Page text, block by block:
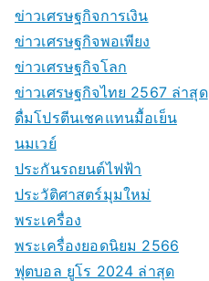
ข่าวเศรษฐกิจการเงิน
ข่าวเศรษฐกิจพอเพียง
ข่าวเศรษฐกิจโลก
ข่าวเศรษฐกิจไทย 2567 ล่าสุด
ดื่มโปรตีนเชคแทนมื้อเย็น
นมเวย์
ประกันรถยนต์ไฟฟ้า
ประวัติศาสตร์มุมใหม่
พระเครื่อง
พระเครื่องยอดนิยม 2566
ฟุตบอล ยูโร 2024 ล่าสุด